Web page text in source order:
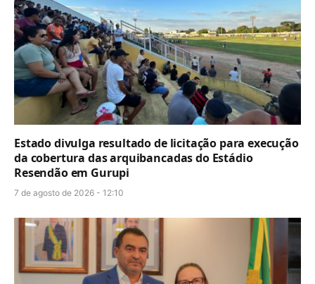
Estado divulga resultado de licitação para execução
da cobertura das arquibancadas do Estádio
Resendão em Gurupi
7 de agosto de 2026 - 12:10